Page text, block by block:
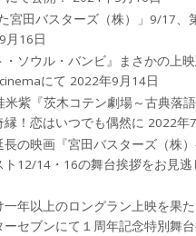
宮田バスターズ（株）」9/17、
月16日
ソウル・バンビ』まさかの上映
にて 2022年9月14日
紫『茨木コテン劇場～古典落
！恋はいつでも偶然に 2022年
の映画『宮田バスターズ（株
12/14・16の舞台挨拶をお見逃
⼀年以上のロングラン上映を果
ーセブンにて１周年記念特別舞